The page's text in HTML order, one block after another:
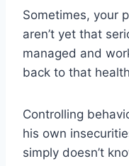
Sometimes, your
aren’t yet that
managed and
back to that
Controlling
his own
simply doesn’t